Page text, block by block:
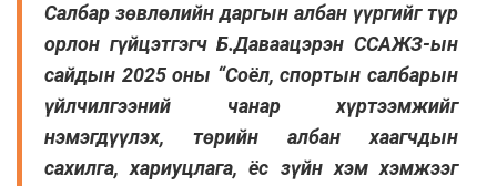
Салбар зөвлөлийн даргын албан үүргийг түр
орлон гүйцэтгэгч Б.Даваацэрэн ССАЖЗ-ын
сайдын 2025 оны “Соёл, спортын салбарын
үйлчилгээний чанар хүртээмжийг
нэмэгдүүлэх, төрийн албан хаагчдын
сахилга, хариуцлага, ёс зүйн хэм хэмжээг